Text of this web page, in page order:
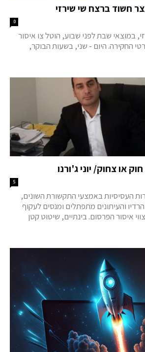
חשוד ברצח שי שירזי
0
במוצאי שבת לפני שבוע, הוטל צו איסור
החקירה. היום - שני, בשעות הבוקר,
או צחוק/ יוני ג'ורנו
5
העסיסיות באמצעי התקשורת השונים,
והעיתונים מתפתלים ומנסים לעקוף
איסור הפרסום. בינתיים, שיטוט קטן